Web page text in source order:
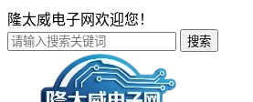
隆太威电子网欢迎您！
搜索